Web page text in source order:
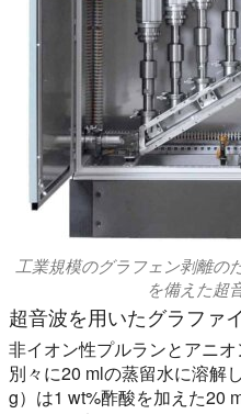
工業規模のグラフェン剥離の
を備えた超
超音波を用いたグラファ
非イオン性プルランとアニ
別々に20 mlの蒸留水に溶解
g）は1 wt%酢酸を加えた20